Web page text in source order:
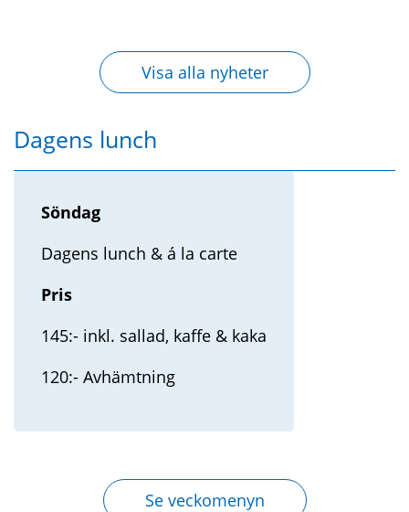
Visa alla nyheter
Dagens lunch
Söndag
Dagens lunch & á la carte
Pris
145:- inkl. sallad, kaffe & kaka
120:- Avhämtning
Se veckomenyn